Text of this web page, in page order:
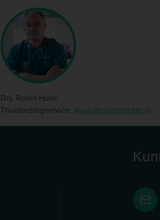
Drs. Robin Holle
Thuisbezorgservice: www.dierapotheker.nl